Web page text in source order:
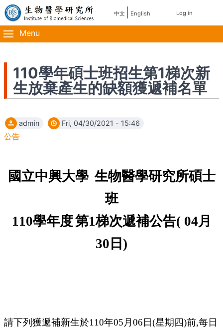
Skip
to
main
content
主
導
覽
使
帳
號
Log in
中文 English
Menu
110學年碩士班招生第1梯次新
生放棄產生的缺額獲遞補名單
admin Fri, 04/30/2021 - 15:46
公告
國立中興大學 生物醫學研究所碩士
班
110學年度第1梯次遞補公告( 04月
30 日 )
請下列獲遞補新生於110年05 月06日(星期四)前,每日